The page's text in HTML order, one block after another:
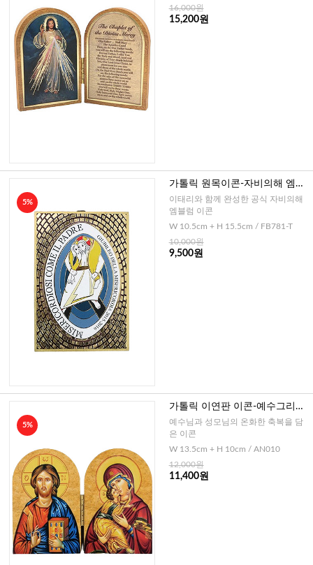
16,000원
15,200원
5%
가톨릭 원목이콘-자비의해 엠블
럼(이태리)
이태리와 함께 완성한 공식 자비의해
엠블럼 이콘
W 10.5cm + H 15.5cm / FB781-T
10,000원
9,500원
5%
가톨릭 이연판 이콘-예수그리스
도+영원한도움(이태리)
예수님과 성모님의 온화한 축복을 담
은 이콘
W 13.5cm + H 10cm / AN010
12,000원
11,400원